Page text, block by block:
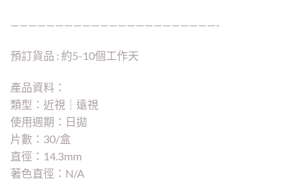
———————————————————————-
預訂貨品 : 約5-10個工作天
產品資料：
類型：近視｜遠視
使用週期：日拋
片數：30/盒
直徑：14.3mm
著色直徑：N/A